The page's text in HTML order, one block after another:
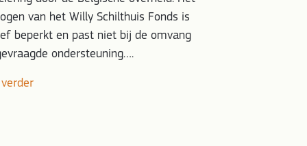
van het Willy Schilthuis Fonds is
beperkt en past niet bij de omvang
ondersteuning….